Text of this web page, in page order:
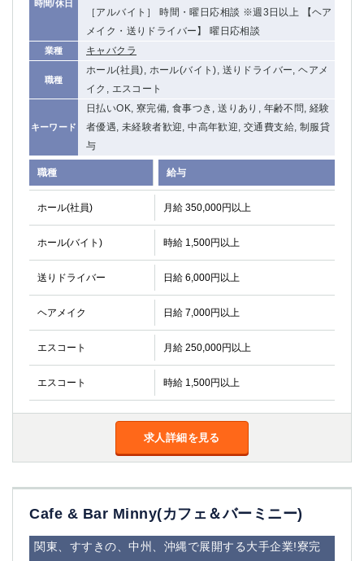
時間/休日
［アルバイト］ 時間・曜日応相談 ※週3日以上 【ヘア
メイク・送りドライバー】 曜日応相談
業種 キャバクラ
職種
ホール(社員), ホール(バイト), 送りドライバー, ヘアメ
イク, エスコート
キーワード
日払いOK, 寮完備, 食事つき, 送りあり, 年齢不問, 経験
者優遇, 未経験者歓迎, 中高年歓迎, 交通費支給, 制服貸
与
職種 給与
ホール(社員) 月給 350,000円以上
ホール(バイト) 時給 1,500円以上
送りドライバー 日給 6,000円以上
ヘアメイク 日給 7,000円以上
エスコート 月給 250,000円以上
エスコート 時給 1,500円以上
求人詳細を見る
Cafe & Bar Minny(カフェ＆バーミニー)
関東、すすきの、中州、沖縄で展開する大手企業!寮完